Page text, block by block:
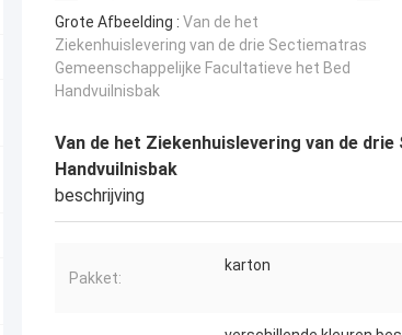
Grote Afbeelding : Van de het
Ziekenhuislevering van de drie Sectiematras
Gemeenschappelijke Facultatieve het Bed
Handvuilnisbak
Van de het Ziekenhuislevering van de
Handvuilnisbak
beschrijving
Pakket:
karton